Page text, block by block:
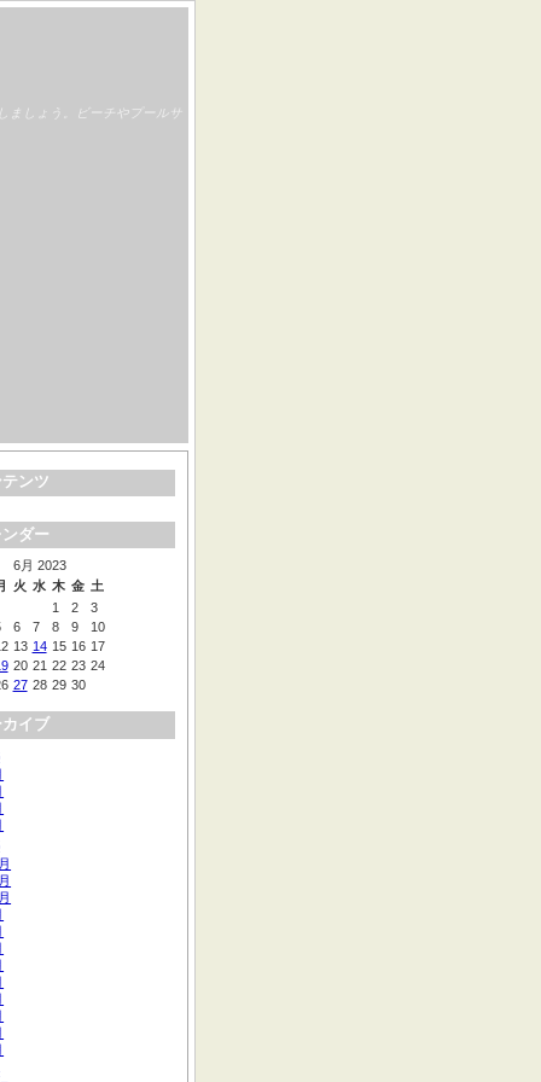
ましょう。ビーチやプールサ
テンツ
ンダー
6月 2023
火 水 木 金 土
1
2
3
6 7 8 9
10
13 14 15 16 17
20 21 22 23 24
27 28 29 30
イブ